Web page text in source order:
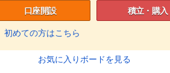
口座開設
初めての方はこちら
積立・購入
お気に入りボードを見る